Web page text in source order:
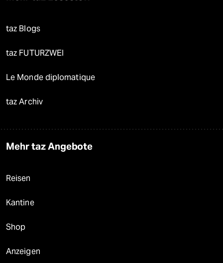
taz Blogs
taz FUTURZWEI
Le Monde diplomatique
taz Archiv
Mehr taz Angebote
Reisen
Kantine
Shop
Anzeigen